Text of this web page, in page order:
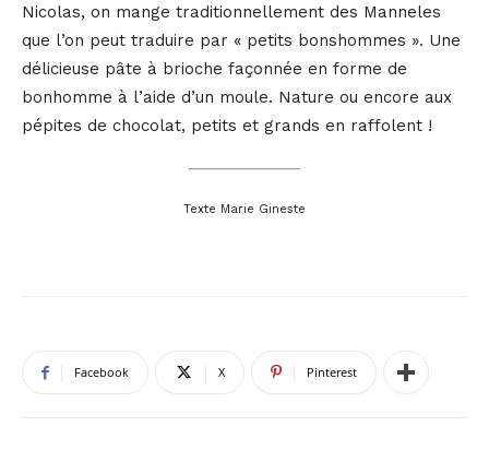
Nicolas, on mange traditionnellement des Manneles
que l’on peut traduire par « petits bonshommes ». Une
délicieuse pâte à brioche façonnée en forme de
bonhomme à l’aide d’un moule. Nature ou encore aux
pépites de chocolat, petits et grands en raffolent !
Texte Marie Gineste
Facebook X Pinterest